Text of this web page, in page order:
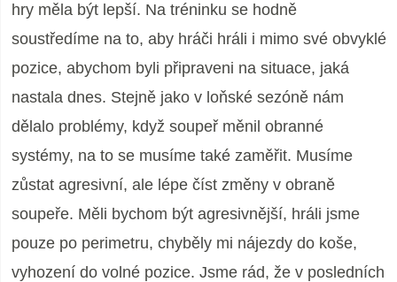
hry měla být lepší. Na tréninku se hodně
soustředíme na to, aby hráči hráli i mimo své obvyklé
pozice, abychom byli připraveni na situace, jaká
nastala dnes. Stejně jako v loňské sezóně nám
dělalo problémy, když soupeř měnil obranné
systémy, na to se musíme také zaměřit. Musíme
zůstat agresivní, ale lépe číst změny v obraně
soupeře. Měli bychom být agresivnější, hráli jsme
pouze po perimetru, chyběly mi nájezdy do koše,
vyhození do volné pozice. Jsme rád, že v posledních